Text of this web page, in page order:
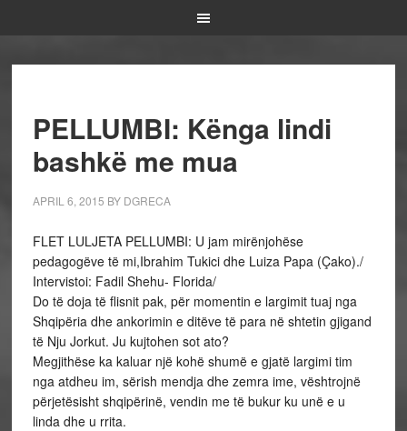
PELLUMBI: Kënga lindi
bashkë me mua
APRIL 6, 2015 BY DGRECA
FLET LULJETA PELLUMBI: U jam mirënjohëse
pedagogëve të mi,Ibrahim Tukici dhe Luiza Papa (Çako)./
Intervistoi: Fadil Shehu- Florida/
Do të doja të flisnit pak, për momentin e largimit tuaj nga
Shqipëria dhe ankorimin e ditëve të para në shtetin gjigand
të Nju Jorkut. Ju kujtohen sot ato?
Megjithëse ka kaluar një kohë shumë e gjatë largimi tim
nga atdheu im, sërish mendja dhe zemra ime, vështrojnë
përjetësisht shqipërinë, vendin me të bukur ku unë e u
linda dhe u rrita.